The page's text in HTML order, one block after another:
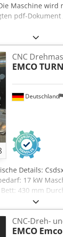
Maschine wird
pdf-
Deutschland
CNC
EMCO
Details:
17 kW
430 mm
Schlittenweg
CNC-Dreh-
EMCO